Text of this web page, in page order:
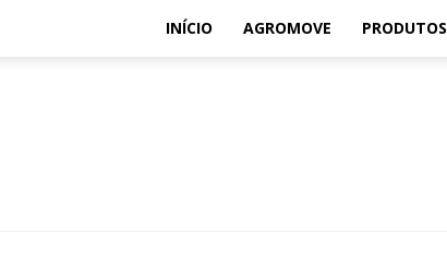
INÍCIO AGROMOVE PRODUTOS